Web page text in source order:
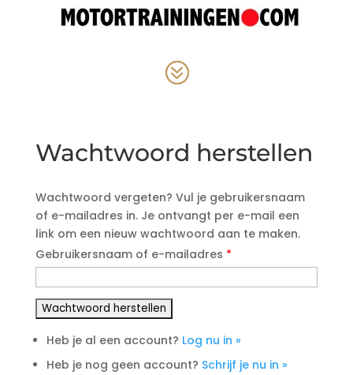
Wachtwoord herstellen
Wachtwoord vergeten? Vul je gebruikersnaam
of e-mailadres in. Je ontvangt per e-mail een
link om een nieuw wachtwoord aan te maken.
Gebruikersnaam of e-mailadres *
Heb je al een account? Log nu in »
Heb je nog geen account? Schrijf je nu in »